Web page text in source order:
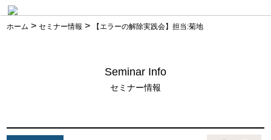
ホーム >セミナー情報 > 【エラーの解除実践会】担当:菊地
Seminar Info
セミナー情報